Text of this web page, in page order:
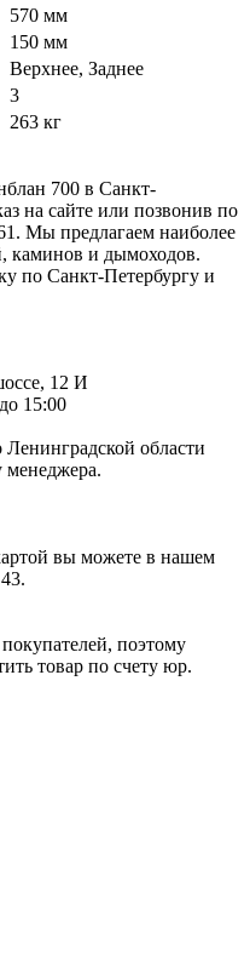
570 мм
150 мм
Верхнее, Заднее
3
263 кг
700 в Санкт-
на сайте или позвонив по
Мы предлагаем наиболее
каминов и дымоходов.
по Санкт-Петербургу и
12 И
15:00
области
менеджера.
вы можете в нашем
поэтому
товар по счету юр.